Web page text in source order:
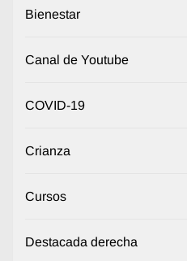
Bienestar
Canal de Youtube
COVID-19
Crianza
Cursos
Destacada derecha